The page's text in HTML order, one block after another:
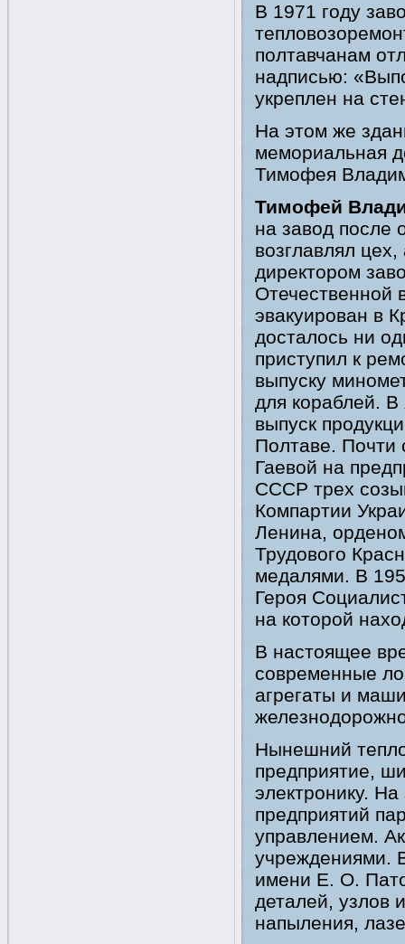
В 1971 году
полтавчанам
надписью:
укреплен на
На этом же
мемориальная
Тимофея
Тимофей
на завод после
возглавлял
директором
Отечественной
эвакуирован в
досталось ни
приступил к
выпуску
для кораблей. В
выпуск
Полтаве. Почти
Гаевой на
СССР трех
Компартии
Ленина,
Трудового
медалями. В
Героя
на которой
В настоящее
современные
агрегаты и
Нынешний
предприятие,
электронику.
предприятий
управлением.
учреждениями.
имени Е. О.
деталей, узлов
напыления,